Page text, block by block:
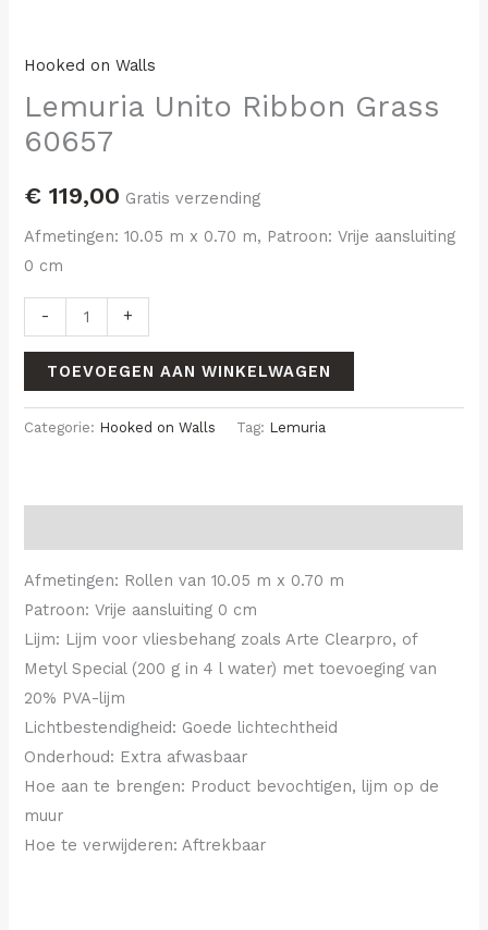
Hooked on Walls
Lemuria Unito Ribbon Grass
60657
€ 119,00 Gratis verzending
Afmetingen: 10.05 m x 0.70 m, Patroon: Vrije aansluiting
0 cm
- +
TOEVOEGEN AAN WINKELWAGEN
Categorie: Hooked on Walls Tag: Lemuria
Afmetingen: Rollen van 10.05 m x 0.70 m
Patroon: Vrije aansluiting 0 cm
Lijm: Lijm voor vliesbehang zoals Arte Clearpro, of
Metyl Special (200 g in 4 l water) met toevoeging van
20% PVA-lijm
Lichtbestendigheid: Goede lichtechtheid
Onderhoud: Extra afwasbaar
Hoe aan te brengen: Product bevochtigen, lijm op de
muur
Hoe te verwijderen: Aftrekbaar